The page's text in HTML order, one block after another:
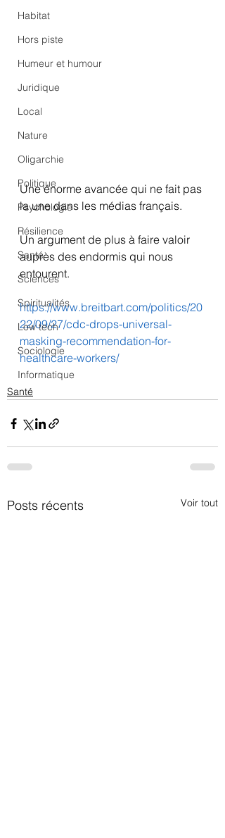
Habitat
Hors piste
Humeur et humour
Juridique
Local
Nature
Oligarchie
Politique
Psychologie
Résilience
Santé
Sciences
Spiritualités
Low tech
Sociologie
Informatique
Une énorme avancée qui ne fait pas
la une dans les médias français.
Un argument de plus à faire valoir
auprès des endormis qui nous
entourent.
https://www.breitbart.com/politics/20
22/09/27/cdc-drops-universal-
masking-recommendation-for-
healthcare-workers/
Santé
Posts récents Voir tout